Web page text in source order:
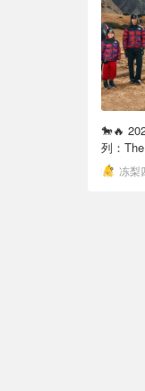
🐎🔥
列：
你“浴
冻梨